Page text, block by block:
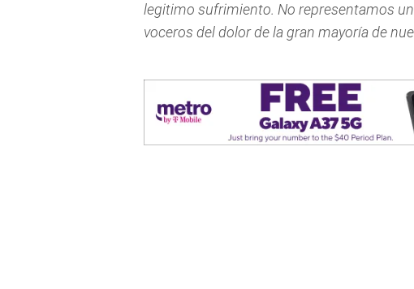
legitimo sufrimiento. No representamos
voceros del dolor de la gran mayoría de